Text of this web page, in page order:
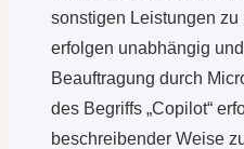
sonstigen Leistungen
erfolgen unabhängig
Beauftragung durch
des Begriffs „Copilot“
beschreibender Weise